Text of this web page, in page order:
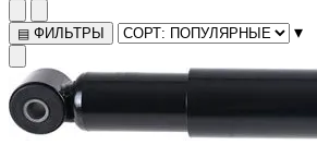
▤ ФИЛЬТРЫ ▾